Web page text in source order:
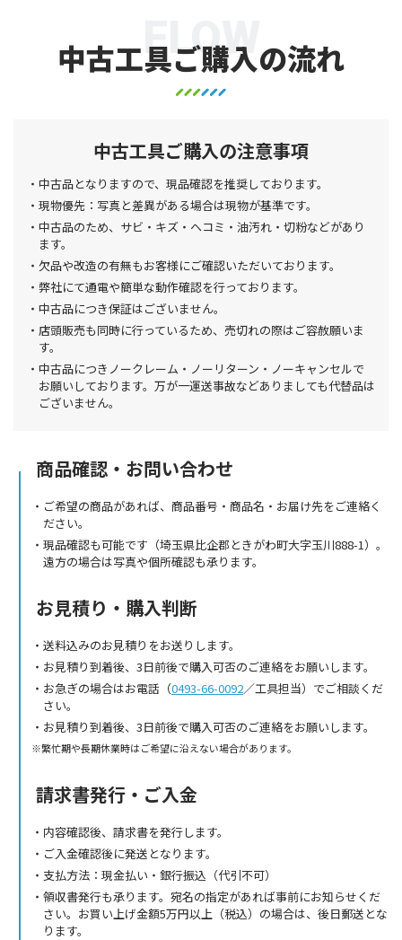
中古工具ご購入の流れ
FLOW
中古工具ご購入の注意事項
中古品となりますので、現品確認を推奨しております。
現物優先：写真と差異がある場合は現物が基準です。
中古品のため、サビ・キズ・ヘコミ・油汚れ・切粉などがあり
ます。
欠品や改造の有無もお客様にご確認いただいております。
弊社にて通電や簡単な動作確認を行っております。
中古品につき保証はございません。
店頭販売も同時に行っているため、売切れの際はご容赦願いま
す。
中古品につきノークレーム・ノーリターン・ノーキャンセルで
お願いしております。万が一運送事故などありましても代替品は
ございません。
商品確認・お問い合わせ
ご希望の商品があれば、商品番号・商品名・お届け先をご連絡く
ださい。
現品確認も可能です（埼玉県比企郡ときがわ町大字玉川888-1）。
遠方の場合は写真や個所確認も承ります。
お見積り・購入判断
送料込みのお見積りをお送りします。
お見積り到着後、3日前後で購入可否のご連絡をお願いします。
お急ぎの場合はお電話（0493-66-0092／工具担当）でご相談くだ
さい。
お見積り到着後、3日前後で購入可否のご連絡をお願いします。
繁忙期や長期休業時はご希望に沿えない場合があります。
請求書発行・ご入金
内容確認後、請求書を発行します。
ご入金確認後に発送となります。
支払方法：現金払い・銀行振込（代引不可）
領収書発行も承ります。宛名の指定があれば事前にお知らせくだ
さい。お買い上げ金額5万円以上（税込）の場合は、後日郵送とな
ります。